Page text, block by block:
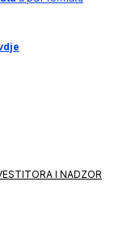
I NADZOR